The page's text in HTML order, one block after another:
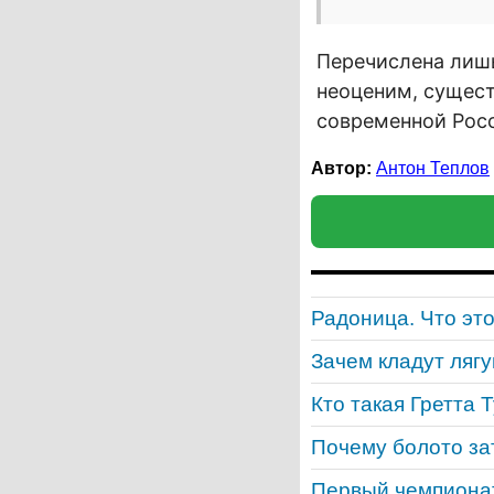
Перечислена
неоценим,
современной
Автор: Антон Теплов
Радоница. Что
Зачем кладут
Кто такая Гретта
Почему болото